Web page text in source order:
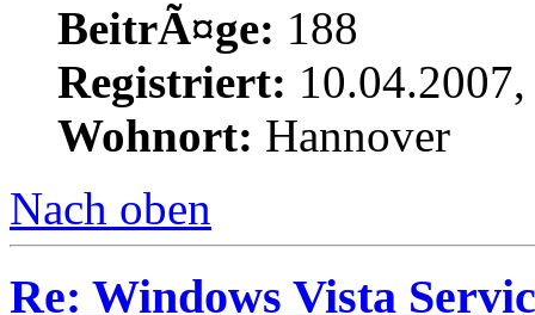
BeitrÃ¤ge: 188
Registriert:
Wohnort: Hannover
Nach oben
Re: Windows Vista